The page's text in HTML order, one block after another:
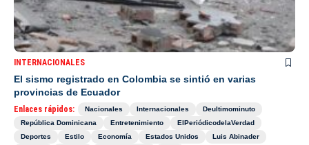
INTERNACIONALES
El sismo registrado en Colombia se sintió en varias
provincias de Ecuador
Enlaces rápidos: Nacionales Internacionales
Deultimominuto
República Dominicana
Entretenimiento
ElPeriódicodelaVerdad
Deportes
Estilo Economía Estados Unidos
Luis Abinader